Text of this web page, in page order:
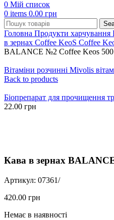
0 Мій список
0 items 0.00 грн
Головна Продукти харчування
в зернах Coffee KeoS Coffee
BALANCE №2 Coffee Keos 500
Вітаміни розчинні Mivolis
Back to products
Біопрепарат для прочищення
22.00 грн
Кава в зернах
Артикул: 07361/
420.00 грн
Немає в наявності